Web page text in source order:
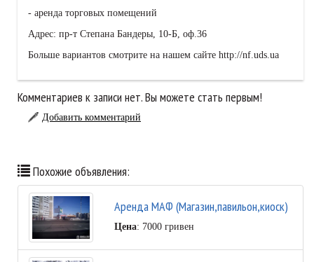
- аренда торговых помещений
Адрес: пр-т Степана Бандеры, 10-Б, оф.36
Больше вариантов смотрите на нашем сайте http://nf.uds.ua
Комментариев к записи нет. Вы можете стать первым!
Добавить комментарий
Похожие объявления:
Аренда МАФ (Магазин,павильон,киоск)
Цена: 7000 гривен